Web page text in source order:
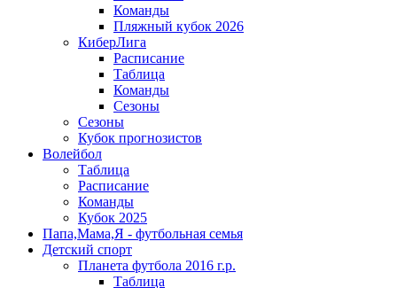
Команды
Пляжный кубок 2026
КиберЛига
Расписание
Таблица
Команды
Сезоны
Сезоны
Кубок прогнозистов
Волейбол
Таблица
Расписание
Команды
Кубок 2025
Папа,Мама,Я - футбольная семья
Детский спорт
Планета футбола 2016 г.р.
Таблица